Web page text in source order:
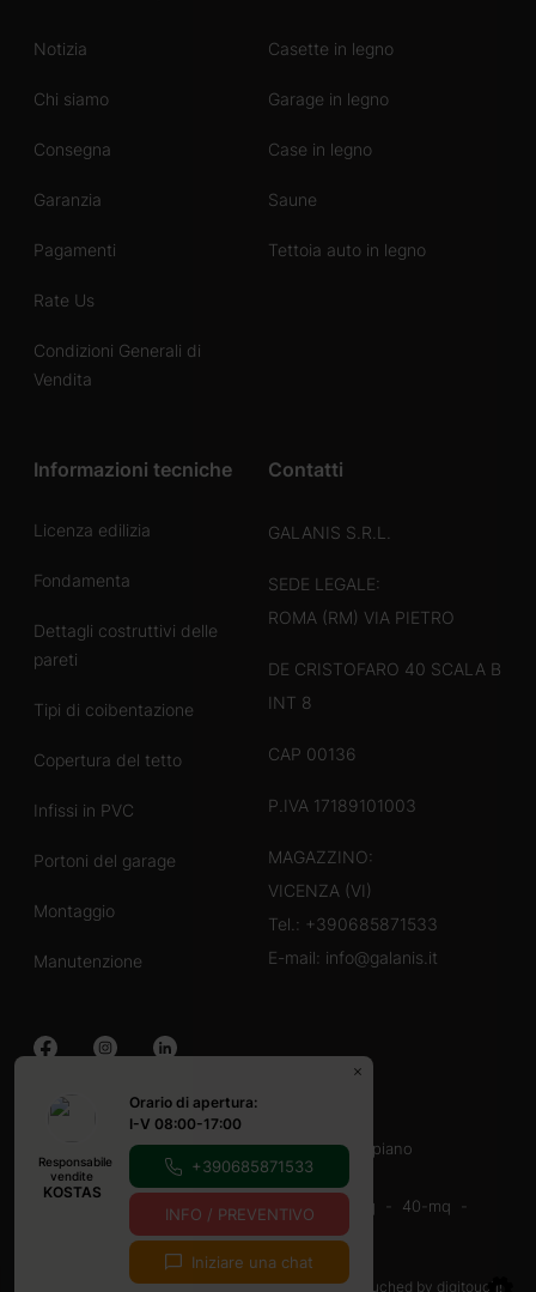
Notizia
Chi siamo
Consegna
Garanzia
Pagamenti
Rate Us
Condizioni Generali di
Vendita
Casette in legno
Garage in legno
Case in legno
Saune
Tettoia auto in legno
Informazioni tecniche
Licenza edilizia
Fondamenta
Dettagli costruttivi delle
pareti
Tipi di coibentazione
Copertura del tetto
Infissi in PVC
Portoni del garage
Montaggio
Manutenzione
Contatti
GALANIS S.R.L.
SEDE LEGALE:
ROMA (RM) VIA PIETRO
DE CRISTOFARO 40 SCALA B
INT 8
CAP 00136
P.IVA 17189101003
MAGAZZINO:
VICENZA (VI)
Tel.: +390685871533
E-mail: info@galanis.it
Case in legno
60-80 mq Con veranda
un piano
Casette in legno
20-mq 20-30 mq 30-40 mq
40-mq
Con veranda
© Copyright 2026 Cookie e privacy policy touched by digitouch!
Responsabile
vendite
KOSTAS
Orario di apertura:
I-V 08:00-17:00
+390685871533
INFO / PREVENTIVO
Iniziare una chat